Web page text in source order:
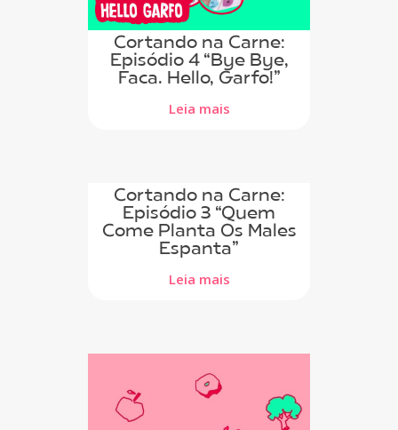
Cortando na Carne:
Episódio 4 “Bye Bye,
Faca. Hello, Garfo!”
Leia mais
Cortando na Carne:
Episódio 3 “Quem
Come Planta Os Males
Espanta”
Leia mais